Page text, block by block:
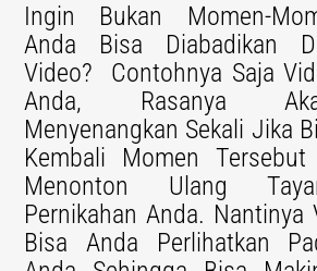
Ingin Bukan Momen-
Anda Bisa Diabadikan
Video? Contohnya Saja
Anda, Rasanya
Menyenangkan Sekali Jika
Kembali Momen
Menonton Ulang
Pernikahan Anda. Nantinya
Bisa Anda Perlihatkan